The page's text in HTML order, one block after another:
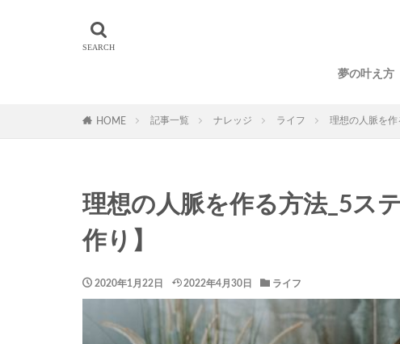
夢の叶え方
HOME 記事一覧 ナレッジ ライフ 理想の人脈を作
理想の人脈を作る方法_5ス
作り】
2020年1月22日 2022年4月30日 ライフ